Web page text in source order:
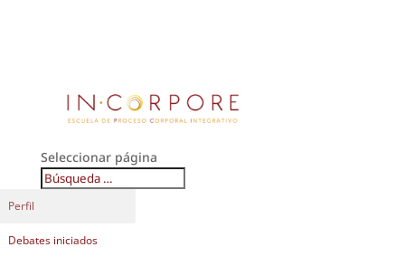
Seleccionar página
Perfil
Debates iniciados